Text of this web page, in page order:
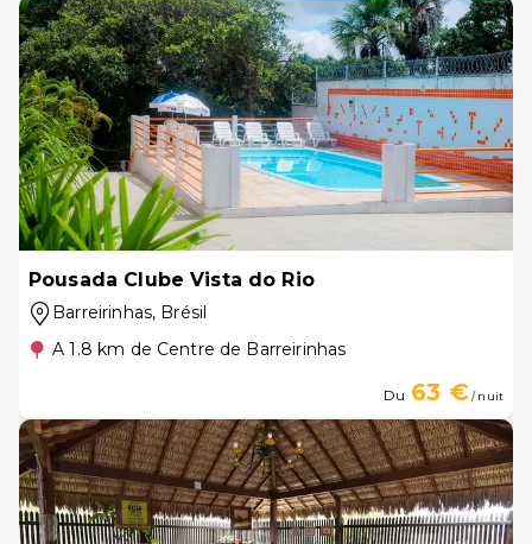
Pousada Clube Vista do Rio
Barreirinhas, Brésil
A 1.8 km de Centre de Barreirinhas
Du 63 €/ nuit